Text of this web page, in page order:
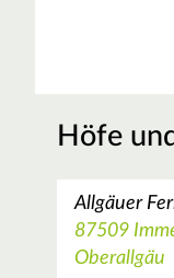
Höfe
Allgäuer
87509
Oberallgäu